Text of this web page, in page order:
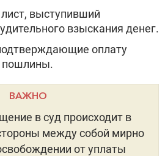
выступивший
взыскания денег.
оплату
пошлины.
ВАЖНО
в суд происходит в
между собой мирно
от уплаты